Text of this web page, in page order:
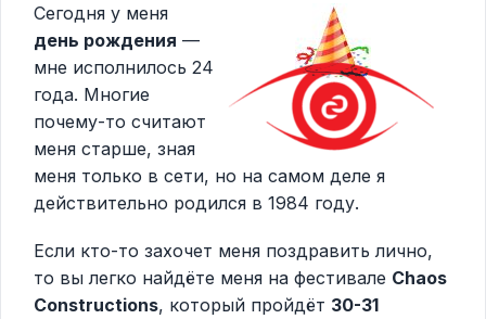
Сегодня у меня
день рождения —
мне исполнилось 24
года. Многие
почему-то считают
меня старше, зная
меня только в сети, но на самом деле я
действительно родился в 1984 году.
Если кто-то захочет меня поздравить лично,
то вы легко найдёте меня на фестивале Chaos
Constructions, который пройдёт 30-31